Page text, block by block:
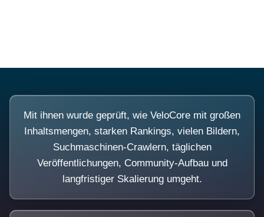
Mit ihnen wurde geprüft, wie VeloCore mit großen
Inhaltsmengen, starken Rankings, vielen Bildern,
Suchmaschinen-Crawlern, täglichen
Veröffentlichungen, Community-Aufbau und
langfristiger Skalierung umgeht.